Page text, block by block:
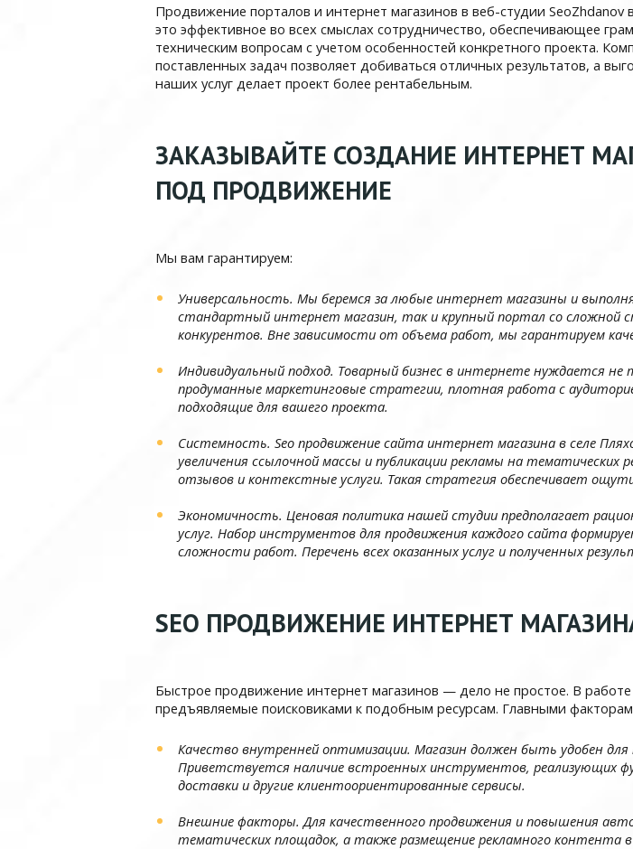
Продвижение порталов и интернет магазинов в веб-студии SeoZhdanov
это эффективное во всех смыслах сотрудничество, обеспечивающее
техническим вопросам с учетом особенностей конкретного проекта.
поставленных задач позволяет добиваться отличных результатов, а
наших услуг делает проект более рентабельным.
ЗАКАЗЫВАЙТЕ СОЗДАНИЕ ИНТЕРНЕТ
ПОД ПРОДВИЖЕНИЕ
Мы вам гарантируем:
Универсальность. Мы беремся за любые интернет магазины и
стандартный интернет магазин, так и крупный портал со сложной
конкурентов. Вне зависимости от объема работ, мы гарантируем
Индивидуальный подход. Товарный бизнес в интернете нуждается
продуманные маркетинговые стратегии, плотная работа с
подходящие для вашего проекта.
Системность. Seo продвижение сайта интернет магазина в селе
увеличения ссылочной массы и публикации рекламы на тематических
отзывов и контекстные услуги. Такая стратегия обеспечивает
Экономичность. Ценовая политика нашей студии предполагает
услуг. Набор инструментов для продвижения каждого сайта
сложности работ. Перечень всех оказанных услуг и полученных
SEO ПРОДВИЖЕНИЕ ИНТЕРНЕТ
Быстрое продвижение интернет магазинов — дело не простое. В
предъявляемые поисковиками к подобным ресурсам. Главными
Качество внутренней оптимизации. Магазин должен быть удобен
Приветствуется наличие встроенных инструментов, реализующих
доставки и другие клиентоориентированные сервисы.
Внешние факторы. Для качественного продвижения и повышения
тематических площадок, а также размещение рекламного контента